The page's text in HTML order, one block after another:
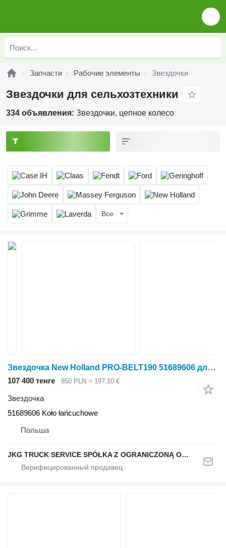
Запчасти Рабочие элементы Звездочки
Звездочки для сельхозтехники
334 объявления: Звездочки, цепное колесо
Все
Звездочка New Holland PRO-BELT190 51689606 для пресс-подборщика
107 400 тенге 850 PLN ≈ 197,10 €
Звездочка
51689606 Koło łańcuchowe
Польша
JKG TRUCK SERVICE SPÓŁKA Z OGRANICZONĄ ODPOWIEDZIALNOŚCIĄ